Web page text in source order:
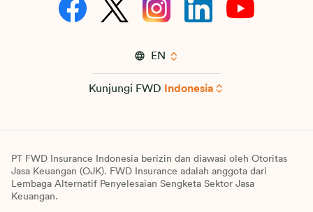
EN
Kunjungi FWD Indonesia
PT FWD Insurance Indonesia berizin dan diawasi oleh Otoritas
Jasa Keuangan (OJK). FWD Insurance adalah anggota dari
Lembaga Alternatif Penyelesaian Sengketa Sektor Jasa
Keuangan.